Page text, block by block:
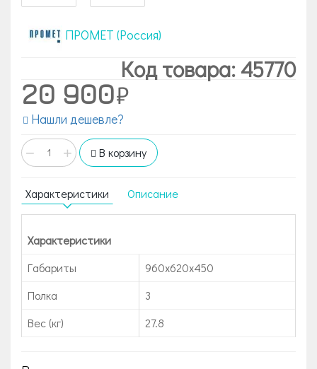
ПРОМЕТ (Россия)
Код товара: 45770
20 900
Нашли дешевле?
− + В корзину
Характеристики Описание
Характеристики
Габариты
960x620x450
Полка
3
Вес (кг)
27.8